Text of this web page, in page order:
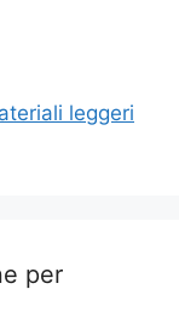
leggeri
per